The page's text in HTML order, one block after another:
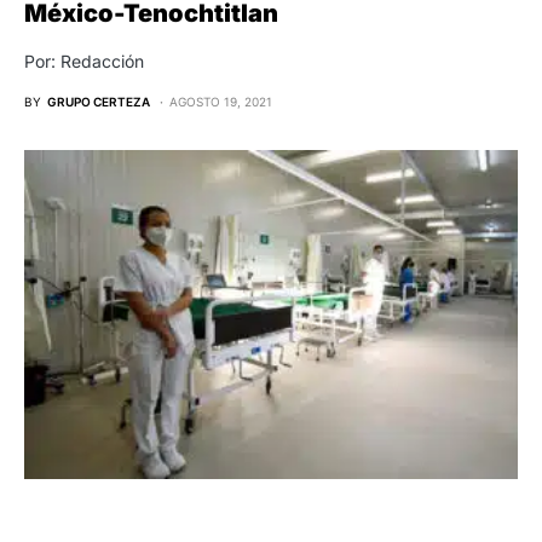
México-Tenochtitlan
Por: Redacción
BY GRUPO CERTEZA AGOSTO 19, 2021